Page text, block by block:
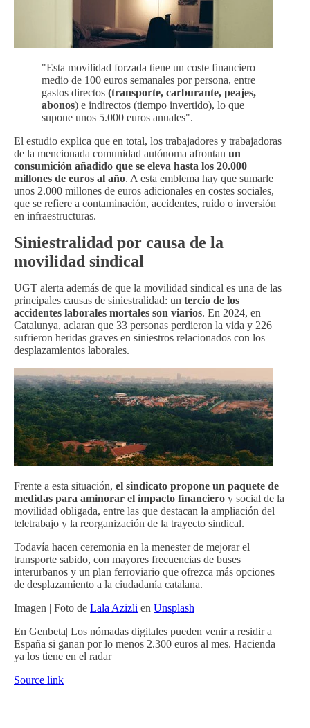
"Esta movilidad forzada tiene un coste financiero
medio de 100 euros semanales por persona, entre
gastos directos (transporte, carburante, peajes,
abonos) e indirectos (tiempo invertido), lo que
supone unos 5.000 euros anuales".
El estudio explica que en total, los trabajadores y trabajadoras
de la mencionada comunidad autónoma afrontan un
consumición añadido que se eleva hasta los 20.000
millones de euros al año. A esta emblema hay que sumarle
unos 2.000 millones de euros adicionales en costes sociales,
que se refiere a contaminación, accidentes, ruido o inversión
en infraestructuras.
Siniestralidad por causa de la
movilidad sindical
UGT alerta además de que la movilidad sindical es una de las
principales causas de siniestralidad: un tercio de los
accidentes laborales mortales son viarios. En 2024, en
Catalunya, aclaran que 33 personas perdieron la vida y 226
sufrieron heridas graves en siniestros relacionados con los
desplazamientos laborales.
Frente a esta situación, el sindicato propone un paquete de
medidas para aminorar el impacto financiero y social de la
movilidad obligada, entre las que destacan la ampliación del
teletrabajo y la reorganización de la trayecto sindical.
Todavía hacen ceremonia en la menester de mejorar el
transporte sabido, con mayores frecuencias de buses
interurbanos y un plan ferroviario que ofrezca más opciones
de desplazamiento a la ciudadanía catalana.
Imagen | Foto de Lala Azizli en Unsplash
En Genbeta| Los nómadas digitales pueden venir a residir a
España si ganan por lo menos 2.300 euros al mes. Hacienda
ya los tiene en el radar
Source link